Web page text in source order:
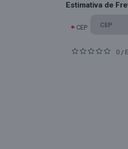
Estimativa de
CEP
0 /